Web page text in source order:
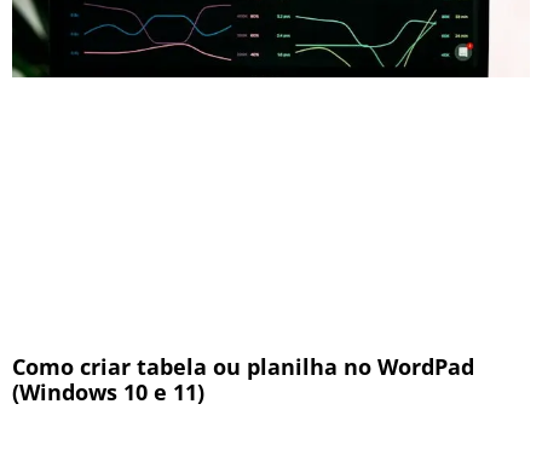
Como criar tabela ou planilha no WordPad
(Windows 10 e 11)